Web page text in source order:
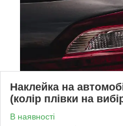
Наклейка на
(колір плівки на
В наявності